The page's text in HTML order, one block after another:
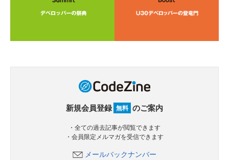
新規会員登録 無料 のご案内
・全ての過去記事が閲覧できます
・会員限定メルマガを受信できます
メールバックナンバー